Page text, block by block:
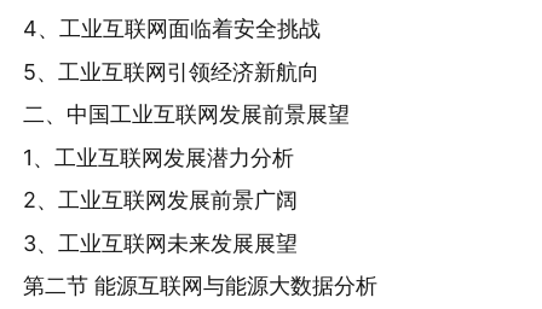
4、工业互联网面临着安全挑战
5、工业互联网引领经济新航向
二、中国工业互联网发展前景展望
1、工业互联网发展潜力分析
2、工业互联网发展前景广阔
3、工业互联网未来发展展望
第二节 能源互联网与能源大数据分析